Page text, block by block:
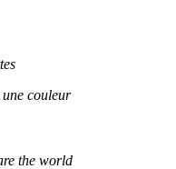
couleur
the world